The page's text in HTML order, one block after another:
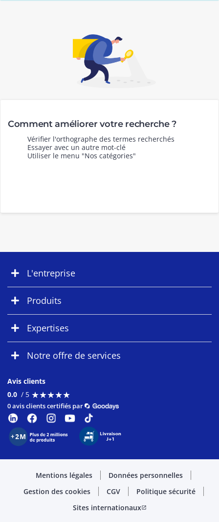
Comment améliorer votre recherche ?
Vérifier l'orthographe des termes recherchés
Essayer avec un autre mot-clé
Utiliser le menu "Nos catégories"
L'entreprise
Produits
Expertises
Notre offre de services
Avis clients
0.0 / 5 ★★★★★
★★★★★
0 avis clients certifiés par
Mentions légales
Données personnelles
Gestion des cookies
CGV
Politique sécurité
Sites internationauxopen_in_new